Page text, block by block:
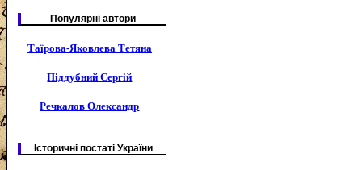
Популярні автори
Таїрова-Яковлева Тетяна
Піддубний Сергій
Речкалов Олександр
Історичні постаті України